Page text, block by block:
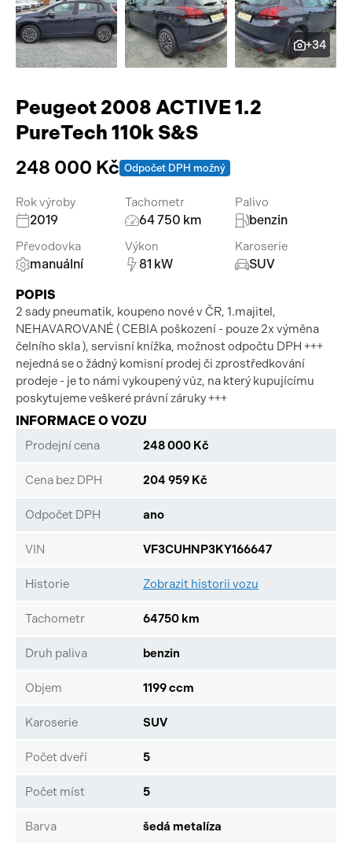
Pracovní stroje
Náhradní díly
Příslušenství
Auto a život
Videa
+34
Peugeot 2008 ACTIVE 1.2
PureTech 110k S&S
248 000 Kč Odpočet DPH možný
Rok výroby
2019
Tachometr
64 750 km
Palivo
benzin
Převodovka
manuální
Výkon
81 kW
Karoserie
SUV
POPIS
2 sady pneumatik, koupeno nové v ČR, 1.majitel,
NEHAVAROVANÉ ( CEBIA poškození - pouze 2x výměna
čelního skla ), servisní knížka, možnost odpočtu DPH +++
nejedná se o žádný komisní prodej či zprostředkování
prodeje - je to námi vykoupený vůz, na který kupujícímu
poskytujeme veškeré právní záruky +++
INFORMACE O VOZU
Prodejní cena 248 000 Kč
Cena bez DPH 204 959 Kč
Odpočet DPH ano
VIN VF3CUHNP3KY166647
Historie Zobrazit historii vozu
Tachometr 64750 km
Druh paliva benzin
Objem 1199 ccm
Karoserie SUV
Počet dveří 5
Počet míst 5
Barva šedá metalíza